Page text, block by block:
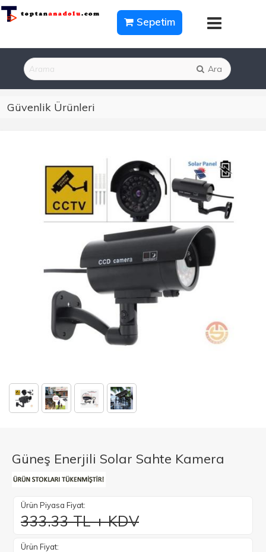
Sepetim
Ara
Güvenlik Ürünleri
Güneş Enerjili Solar Sahte Kamera
Ürün Piyasa Fiyat:
333.33 TL + KDV
Ürün Fiyat: